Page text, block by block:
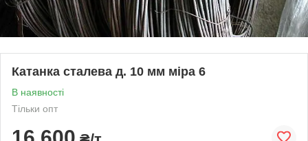
Катанка сталева д. 10 мм міра 6
В наявності
Тільки опт